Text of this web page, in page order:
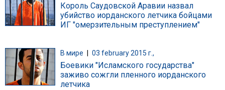
Король Саудовской Аравии назвал
убийство иорданского летчика бойцами
ИГ "омерзительным преступлением"
В мире 03 february 2015 г.,
Боевики "Исламского государства"
заживо сожгли пленного иорданского
летчика